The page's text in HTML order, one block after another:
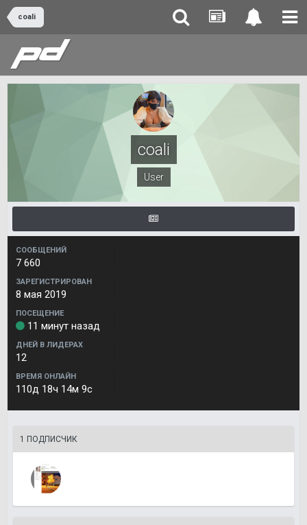
coali
coali
User
СООБЩЕНИЙ
7 660
ЗАРЕГИСТРИРОВАН
8 мая 2019
ПОСЕЩЕНИЕ
11 минут назад
ДНЕЙ В ЛИДЕРАХ
12
ВРЕМЯ ОНЛАЙН
110д 18ч 14м 9с
1 ПОДПИСЧИК